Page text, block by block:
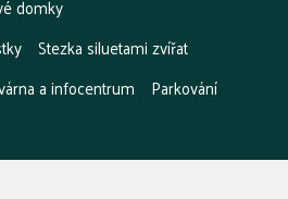
domky
Stezka siluetami zvířat
a infocentrum
Parkování